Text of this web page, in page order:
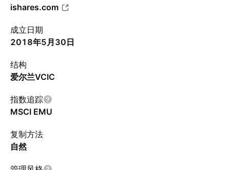
ishares.com
成立日期
2018年5月30日
结构
爱尔兰VCIC
指数追踪
MSCI EMU
复制方法
自然